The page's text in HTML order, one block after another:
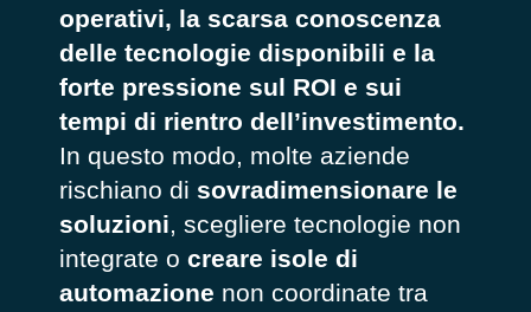
operativi, la scarsa conoscenza
delle tecnologie disponibili e la
forte pressione sul ROI e sui
tempi di rientro dell’investimento.
In questo modo, molte aziende
rischiano di sovradimensionare le
soluzioni, scegliere tecnologie non
integrate o creare isole di
automazione non coordinate tra